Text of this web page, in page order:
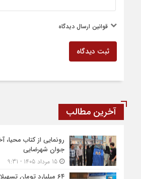
قوانین ارسال دیدگاه
ثبت دیدگاه
آخرین مطالب
رونمایی از کتاب محیا،
جوان شهرضایی
15 مرداد 1405 - 9:31
۶۴ میلیارد تومان